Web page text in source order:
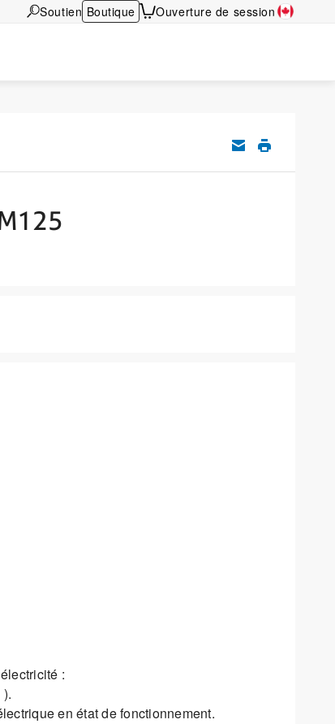
Soutien Boutique Ouverture de session
:
en état de fonctionnement.